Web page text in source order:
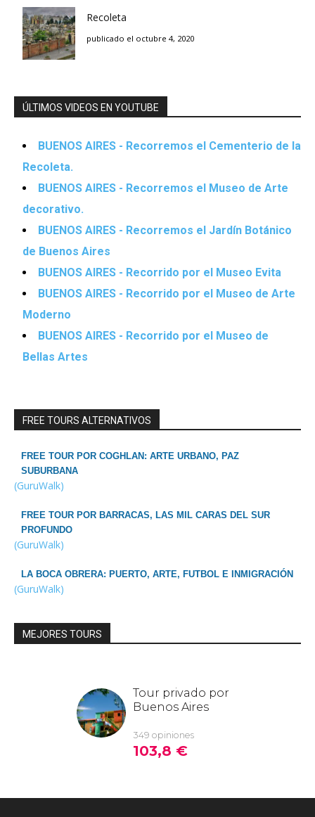
Recoleta
publicado el octubre 4, 2020
ÚLTIMOS VIDEOS EN YOUTUBE
BUENOS AIRES - Recorremos el Cementerio de la
Recoleta.
BUENOS AIRES - Recorremos el Museo de Arte
decorativo.
BUENOS AIRES - Recorremos el Jardín Botánico
de Buenos Aires
BUENOS AIRES - Recorrido por el Museo Evita
BUENOS AIRES - Recorrido por el Museo de Arte
Moderno
BUENOS AIRES - Recorrido por el Museo de
Bellas Artes
FREE TOURS ALTERNATIVOS
FREE TOUR POR COGHLAN: ARTE URBANO, PAZ
SUBURBANA
(GuruWalk)
FREE TOUR POR BARRACAS, LAS MIL CARAS DEL SUR
PROFUNDO
(GuruWalk)
LA BOCA OBRERA: PUERTO, ARTE, FUTBOL E INMIGRACIÓN
(GuruWalk)
MEJORES TOURS